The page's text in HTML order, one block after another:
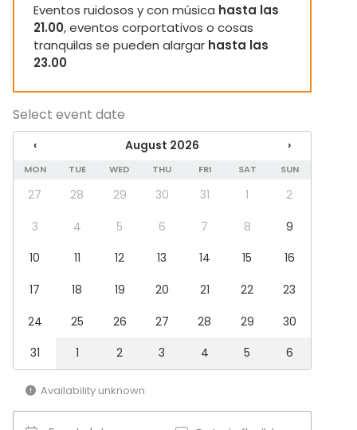
Party
Wedding
Dinner / Lunch
Meeting
Conference / Seminar
Kids Party
Company Party
Team building / Recreation
Banquet hall
Meeting room
Industrial venue
Creative venue
Terrace
Kitchen
Eventos ruidosos y con música hasta las
21.00, eventos corportativos o cosas
tranquilas se pueden alargar hasta las
23.00
Select event date
‹ August 2026 ›
MON TUE WED THU FRI SAT SUN
27 28 29 30 31 1
2
3
4 5 6 7 8
9
10
11 12 13 14 15
16
17
18 19 20 21 22
23
24
25 26 27 28 29
30
31
1 2 3 4 5 6
Availability unknown